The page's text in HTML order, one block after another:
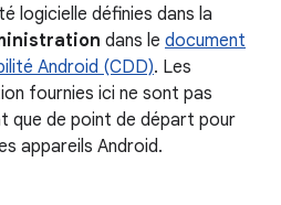
logicielle définies dans la
dans le document
Android (CDD). Les
fournies ici ne sont pas
que de point de départ pour
appareils Android.